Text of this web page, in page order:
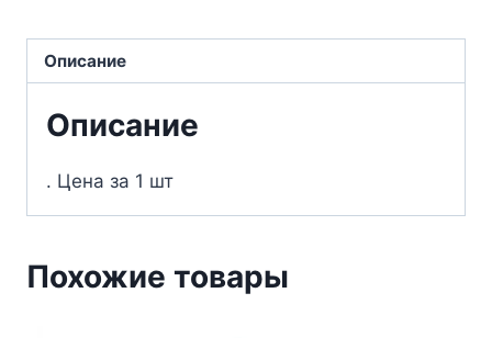
Описание
Описание
. Цена за 1 шт
Похожие товары